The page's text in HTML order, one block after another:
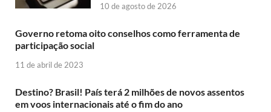
10 de agosto de 2026
Governo retoma oito conselhos como ferramenta de
participação social
11 de abril de 2023
Destino? Brasil! País terá 2 milhões de novos assentos
em voos internacionais até o fim do ano